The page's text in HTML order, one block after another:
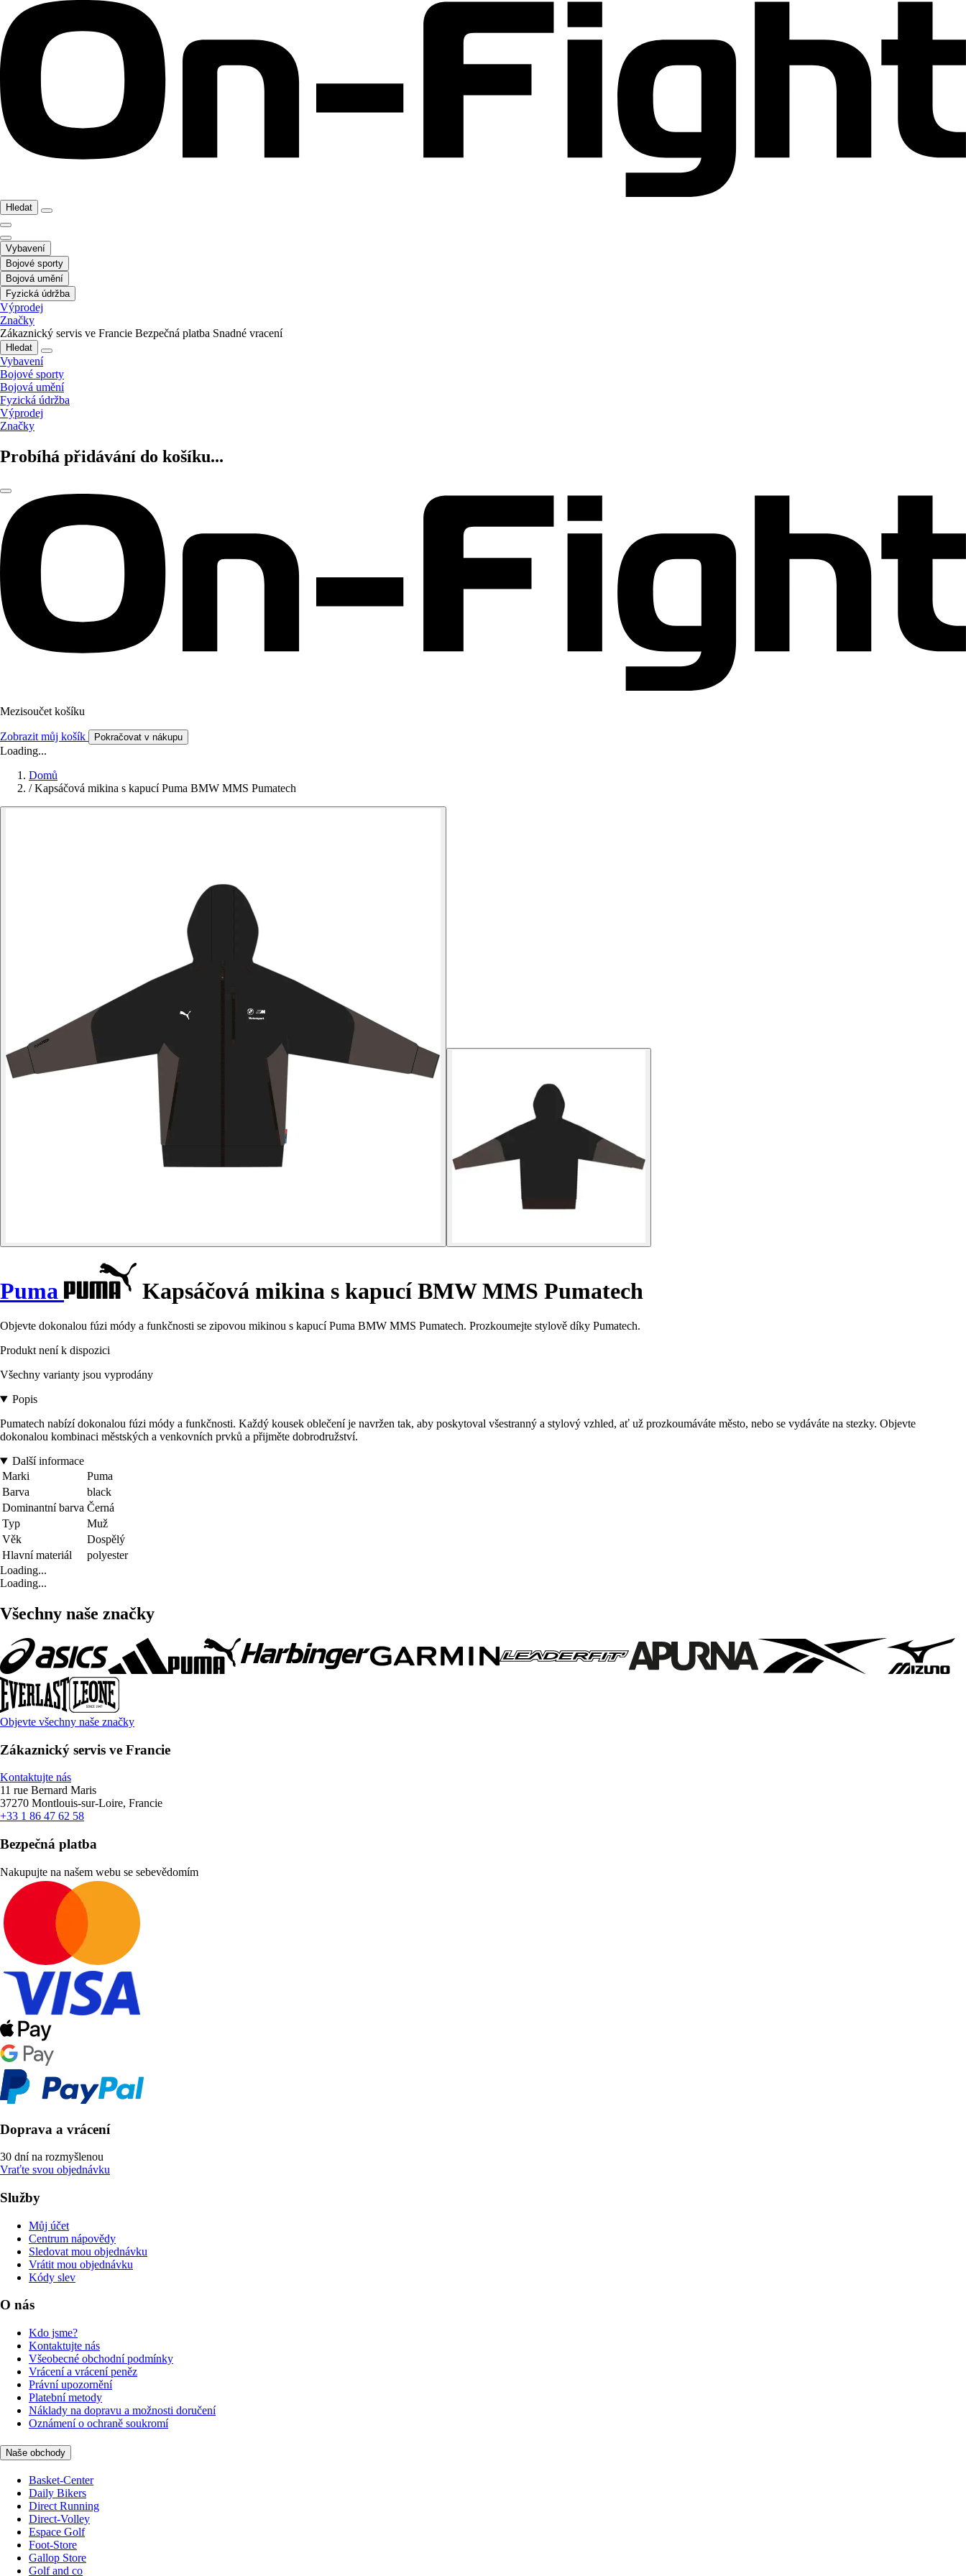
Hledat
Vybavení
Bojové sporty
Bojová umění
Fyzická údržba
Výprodej
Značky
Zákaznický servis ve Francie Bezpečná platba Snadné vracení
Hledat
Vybavení
Bojové sporty
Bojová umění
Fyzická údržba
Výprodej
Značky
Probíhá přidávání do košíku...
Mezisoučet košíku
Zobrazit můj košík Pokračovat v nákupu
Loading...
Domů
/ Kapsáčová mikina s kapucí Puma BMW MMS Pumatech
Puma Kapsáčová mikina s kapucí BMW MMS Pumatech
Objevte dokonalou fúzi módy a funkčnosti se zipovou mikinou s kapucí Puma BMW MMS Pumatech. Prozkoumejte stylově díky Pumatech.
Produkt není k dispozici
Všechny varianty jsou vyprodány
Popis
Pumatech nabízí dokonalou fúzi módy a funkčnosti. Každý kousek oblečení je navržen tak, aby poskytoval všestranný a stylový vzhled, ať už prozkoumáváte město, nebo se vydáváte na stezky. Objevte
dokonalou kombinaci městských a venkovních prvků a přijměte dobrodružství.
Další informace
Marki
Puma
Barva
black
Dominantní barva Černá
Typ
Muž
Věk
Dospělý
Hlavní materiál
polyester
Loading...
Loading...
Všechny naše značky
Objevte všechny naše značky
Zákaznický servis ve Francie
Kontaktujte nás
11 rue Bernard Maris
37270 Montlouis-sur-Loire, Francie
+33 1 86 47 62 58
Bezpečná platba
Nakupujte na našem webu se sebevědomím
Doprava a vrácení
30 dní na rozmyšlenou
Vraťte svou objednávku
Služby
Můj účet
Centrum nápovědy
Sledovat mou objednávku
Vrátit mou objednávku
Kódy slev
O nás
Kdo jsme?
Kontaktujte nás
Všeobecné obchodní podmínky
Vrácení a vrácení peněz
Právní upozornění
Platební metody
Náklady na dopravu a možnosti doručení
Oznámení o ochraně soukromí
Naše obchody
Basket-Center
Daily Bikers
Direct Running
Direct-Volley
Espace Golf
Foot-Store
Gallop Store
Golf and co